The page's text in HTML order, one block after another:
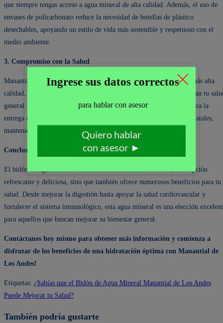
que siempre tengas acceso a agua mineral de alta calidad. Además, el uso de
envases de policarbonato reduce la necesidad de botellas de plástico
desechables, apoyando un estilo de vida más sostenible y respetuoso con el
medio ambiente.
3. Compromiso con la Salud
Manantial de Los Andes se compromete a proporcionar agua de la más alta
calidad, con un equilibrio perfecto de minerales esenciales que apoyan tu
general. Con más de 31 años en el mercado, REAL SERVICE asegura la
entrega a domicilio de este valioso recurso a empresas privadas y estatales,
manteniendo un servicio confiable y de alta calidad.
Conclusión
El bidón de agua mineral Manantial de Los Andes no solo es una opción
refrescante y deliciosa, sino que también ofrece numerosos beneficios para tu
salud. Desde mejorar la digestión hasta apoyar la salud cardiovascular y
fortalecer el sistema inmunológico, esta agua mineral es una elección
para aquellos que buscan mejorar su bienestar general.
Contáctanos hoy mismo para obtener más información y comienza a
disfrutar de los beneficios de una hidratación óptima con Manantial de
Los Andes!
Etiquetas: ¿Sabías que el Bidón de Agua Mineral Manantial de Los Andes
Puede Mejorar tu Salud?
También podría gustarte